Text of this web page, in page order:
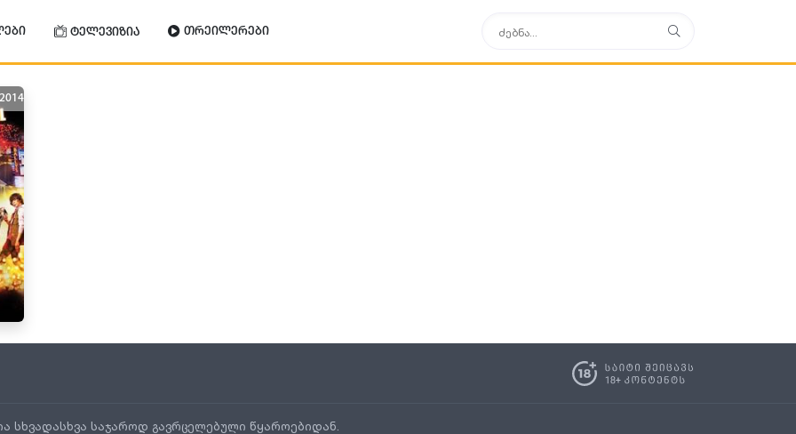
ტელევიზია თრეილერები
2014
სხვადასხვა საჯაროდ გავრცელებული წყაროებიდან.